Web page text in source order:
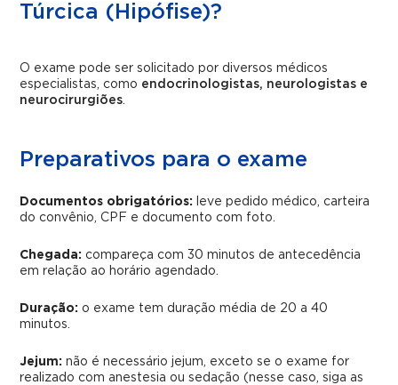
Túrcica (Hipófise)?
O exame pode ser solicitado por diversos médicos
especialistas, como endocrinologistas, neurologistas e
neurocirurgiões.
Preparativos para o exame
Documentos obrigatórios:
leve pedido médico, carteira
do convênio, CPF e documento com foto.
Chegada: compareça com 30 minutos de antecedência
em relação ao horário agendado.
Duração: o exame tem duração média de 20 a 40
minutos.
Jejum: não é necessário jejum, exceto se o exame for
realizado com anestesia ou sedação (nesse caso, siga as